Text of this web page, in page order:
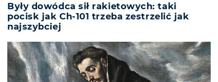
Były dowódca sił rakietowych: taki
pocisk jak Ch-101 trzeba zestrzelić jak
najszybciej